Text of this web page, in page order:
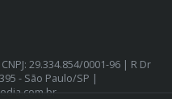
29.334.854/0001-96 | R Dr
- São Paulo/SP |